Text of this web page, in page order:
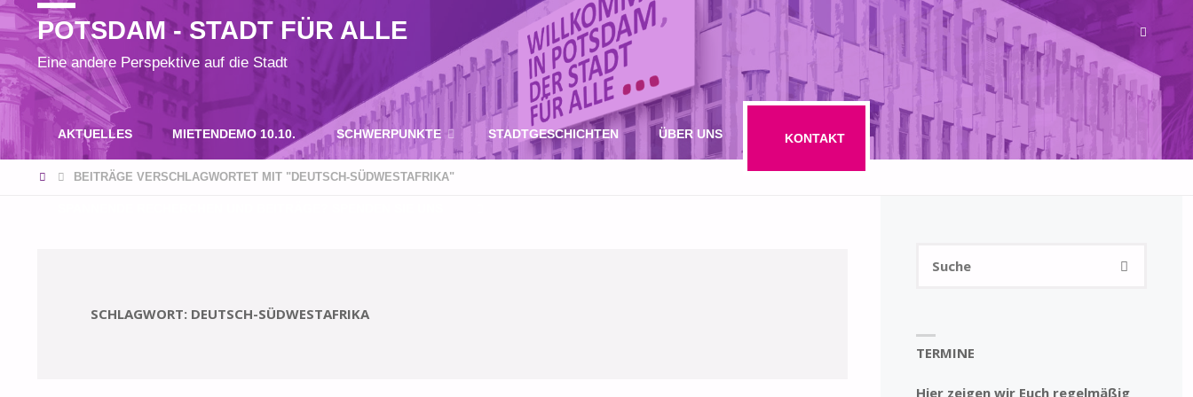
POTSDAM - STADT FÜR ALLE
Eine andere Perspektive auf die Stadt
Inhalt
AKTUELLES MIETENDEMO 10.10. SCHWERPUNKTE STADTGESCHICHTEN ÜBER UNS KONTAKT
STARTBEITRÄGE VERSCHLAGWORTET MIT "DEUTSCH-SÜDWESTAFRIKA"
SCHLAGWORT: DEUTSCH-SÜDWESTAFRIKA
SUCHE
TERMINE
Hier zeigen wir Euch regelmäßig